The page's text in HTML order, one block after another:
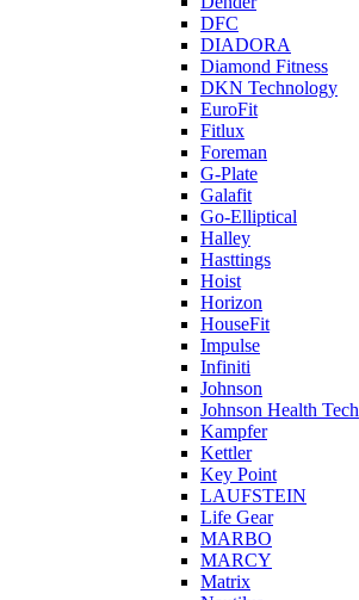
DFC
DIADORA
Diamond Fitness
DKN Technology
EuroFit
Fitlux
Foreman
G-Plate
Galafit
Go-Elliptical
Halley
Hasttings
Hoist
Horizon
HouseFit
Impulse
Infiniti
Johnson
Johnson Health Tech
Kampfer
Kettler
Key Point
LAUFSTEIN
Life Gear
MARBO
MARCY
Matrix